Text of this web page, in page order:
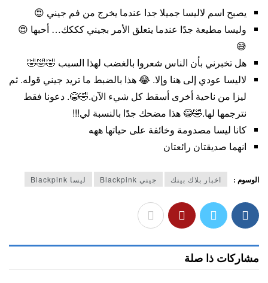
يصبح اسم لاليسا جميلا جدا عندما يخرج من فم جيني 😍
وليسا مطيعة جدًا عندما يتعلق الأمر بجيني كككك… أحبها 😍
😅
هل تخبرني بأن الناس شعروا بالغضب لهذا السبب 🤣🤣🤣
لاليسا عودي إلى هنا وإلا. 😂 هذا بالضبط ما تريد جيني قوله. ثم
ليزا من ناحية أخرى أسقط كل شيء الآن.🤣😂. دعونا فقط
نترجمها لها.🤣😂 هذا مضحك جدًا بالنسبة لي!!!
كانا ليسا مصدومة وخائفة على حياتها ههه
انهما صديقتان رائعتان
الوسوم : اخبار بلاك بينك جيني Blackpink ليسا Blackpink
مشاركات ذا صلة